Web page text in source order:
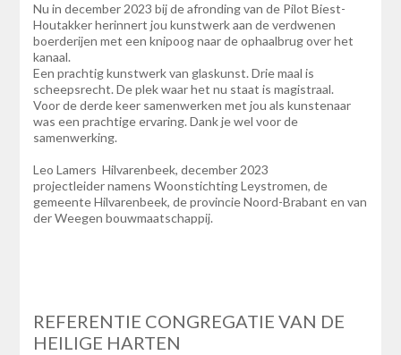
Nu in december 2023 bij de afronding van de Pilot Biest-
Houtakker herinnert jou kunstwerk aan de verdwenen
boerderijen met een knipoog naar de ophaalbrug over het
kanaal.
Een prachtig kunstwerk van glaskunst. Drie maal is
scheepsrecht. De plek waar het nu staat is magistraal.
Voor de derde keer samenwerken met jou als kunstenaar
was een prachtige ervaring. Dank je wel voor de
samenwerking.
Leo Lamers Hilvarenbeek, december 2023
projectleider namens Woonstichting Leystromen, de
gemeente Hilvarenbeek, de provincie Noord-Brabant en van
der Weegen bouwmaatschappij.
REFERENTIE CONGREGATIE VAN DE
HEILIGE HARTEN